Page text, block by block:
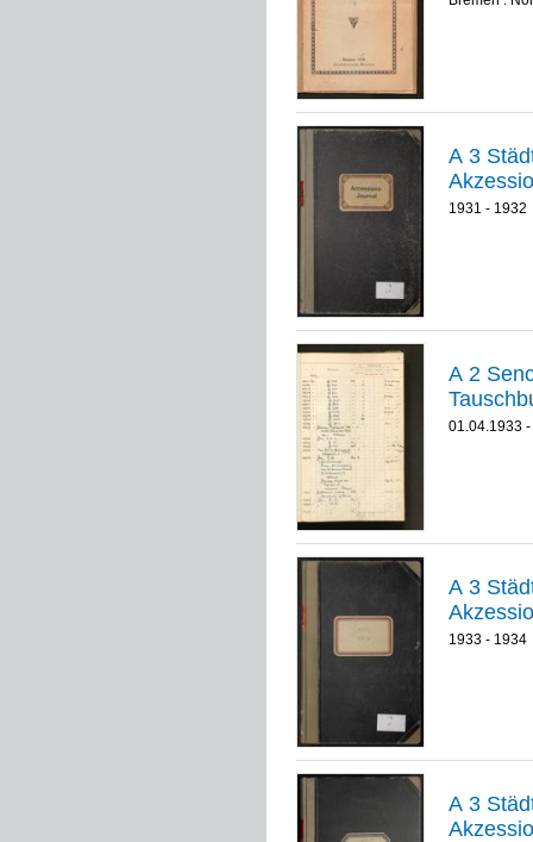
A 3
1931 - 1932
A 2
01.04.1933
A 3
1933 - 1934
A 3